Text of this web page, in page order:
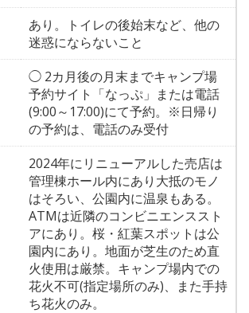
あり。トイレの後始末など、他の
迷惑にならないこと
◯ 2カ月後の月末までキャンプ場
予約サイト「なっぷ」または電話
(9:00～17:00)にて予約。※日帰り
の予約は、電話のみ受付
2024年にリニューアルした売店は
管理棟ホール内にあり大抵のモノ
はそろい、公園内に温泉もある。
ATMは近隣のコンビニエンススト
アにあり。桜・紅葉スポットは公
園内にあり。地面が芝生のため直
火使用は厳禁。キャンプ場内での
花火不可(指定場所のみ)、また手持
ち花火のみ。